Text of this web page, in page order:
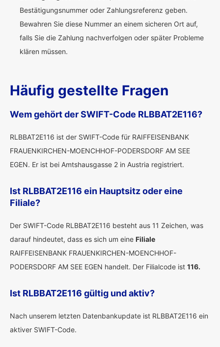
Bestätigungsnummer oder Zahlungsreferenz geben.
Bewahren Sie diese Nummer an einem sicheren Ort auf,
falls Sie die Zahlung nachverfolgen oder später Probleme
klären müssen.
Häufig gestellte Fragen
Wem gehört der SWIFT-Code RLBBAT2E116?
RLBBAT2E116 ist der SWIFT-Code für RAIFFEISENBANK
FRAUENKIRCHEN-MOENCHHOF-PODERSDORF AM SEE
EGEN. Er ist bei Amtshausgasse 2 in Austria registriert.
Ist RLBBAT2E116 ein Hauptsitz oder eine
Filiale?
Der SWIFT-Code RLBBAT2E116 besteht aus 11 Zeichen, was
darauf hindeutet, dass es sich um eine Filiale
RAIFFEISENBANK FRAUENKIRCHEN-MOENCHHOF-
PODERSDORF AM SEE EGEN handelt. Der Filialcode ist 116.
Ist RLBBAT2E116 gültig und aktiv?
Nach unserem letzten Datenbankupdate ist RLBBAT2E116 ein
aktiver SWIFT-Code.